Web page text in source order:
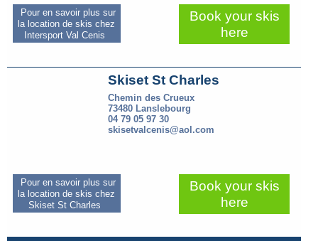
Pour en savoir plus sur
la location de skis chez
Intersport Val Cenis
Book your skis
here
Skiset St Charles
Chemin des Crueux
73480 Lanslebourg
04 79 05 97 30
skisetvalcenis@aol.com
Pour en savoir plus sur
la location de skis chez
Skiset St Charles
Book your skis
here